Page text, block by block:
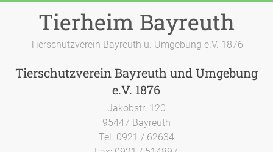
Tierheim Bayreuth
Tierschutzverein Bayreuth u. Umgebung e.V. 1876
Tierschutzverein Bayreuth und Umgebung
e.V. 1876
Jakobstr. 120
95447 Bayreuth
Tel. 0921 / 62634